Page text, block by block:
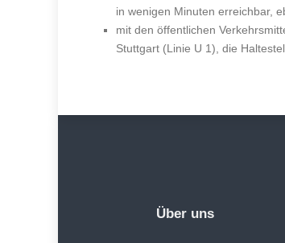
in wenigen Minuten erreichbar,
mit den öffentlichen
Stuttgart (Linie U 1), die
Über uns